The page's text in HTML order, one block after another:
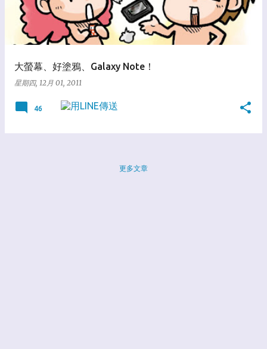
大螢幕、好塗鴉、Galaxy Note！
星期四, 12月 01, 2011
46
更多文章